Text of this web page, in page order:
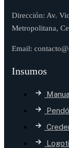
Dirección: Av.
Metropolitana,
Email:
Insumos